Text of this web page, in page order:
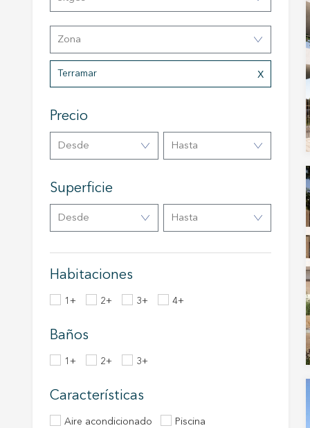
Zona
Terramar
Precio
Desde Hasta
Superficie
Desde Hasta
Habitaciones
1+ 2+ 3+ 4+
Baños
1+ 2+ 3+
Características
Aire acondicionado Piscina
Este
de la
sitio
que
del
Estas
en el
usuario.